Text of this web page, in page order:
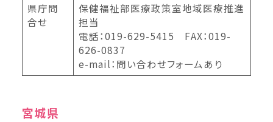
県庁問
合せ
保健福祉部医療政策室地域医療推進
担当
電話：019-629-5415 FAX：019-
626-0837
e-mail：問い合わせフォームあり
宮城県